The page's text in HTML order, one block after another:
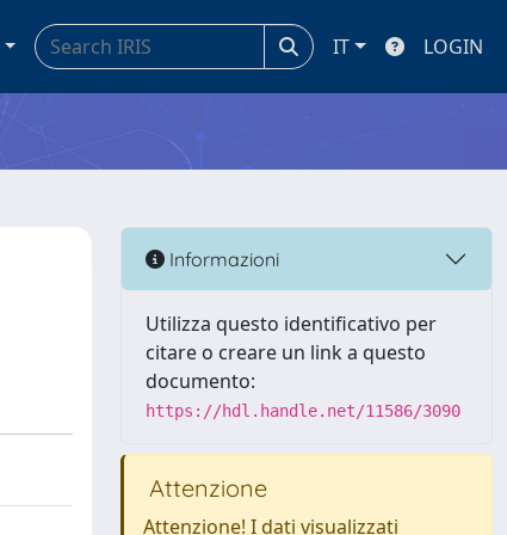
IT LOGIN
Informazioni
Utilizza questo identificativo per
citare o creare un link a questo
documento:
https://hdl.handle.net/11586/3090
Attenzione
Attenzione! I dati visualizzati